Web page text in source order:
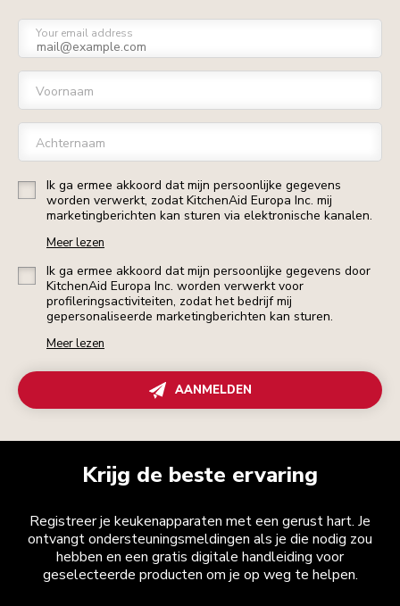
Your email address
Voornaam
Achternaam
Ik ga ermee akkoord dat mijn persoonlijke gegevens
worden verwerkt, zodat KitchenAid Europa Inc. mij
marketingberichten kan sturen via elektronische kanalen.
Meer lezen
Ik ga ermee akkoord dat mijn persoonlijke gegevens door
KitchenAid Europa Inc. worden verwerkt voor
profileringsactiviteiten, zodat het bedrijf mij
gepersonaliseerde marketingberichten kan sturen.
Meer lezen
AANMELDEN
Krijg de beste ervaring
Registreer je keukenapparaten met een gerust hart. Je
ontvangt ondersteuningsmeldingen als je die nodig zou
hebben en een gratis digitale handleiding voor
geselecteerde producten om je op weg te helpen.